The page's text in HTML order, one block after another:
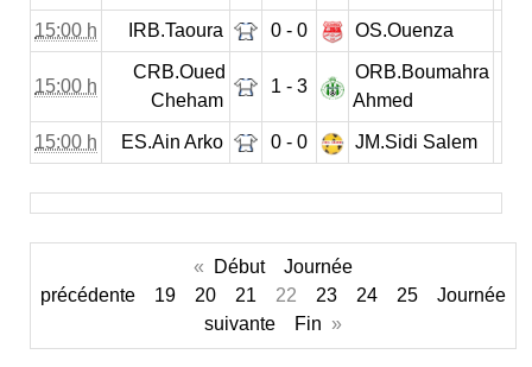
15:00 h IRB.Taoura 0 - 0 OS.Ouenza
15:00 h
CRB.Oued
Cheham
1 - 3
ORB.Boumahra
Ahmed
15:00 h ES.Ain Arko 0 - 0 JM.Sidi Salem
« Début
Journée
précédente
19 20 21 22 23 24 25
Journée
suivante
Fin »